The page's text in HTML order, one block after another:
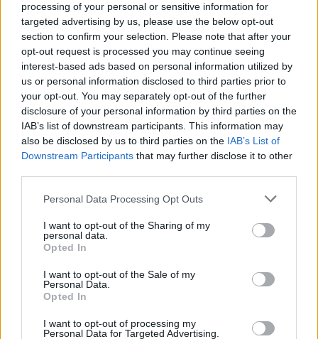
processing of your personal or sensitive information for
targeted advertising by us, please use the below opt-out
section to confirm your selection. Please note that after your
opt-out request is processed you may continue seeing
interest-based ads based on personal information utilized by
us or personal information disclosed to third parties prior to
your opt-out. You may separately opt-out of the further
disclosure of your personal information by third parties on the
IAB’s list of downstream participants. This information may
also be disclosed by us to third parties on the IAB’s List of
Downstream Participants that may further disclose it to other
Please note that this website/app uses one or more Google
not limited to your visit or usage behaviour. You may click to
grant or deny consent to Google and its third-party tags to
use your data for below specified purposes in below Google
consent section.
Personal Data Processing Opt Outs
I want to opt-out of the Sharing of my
personal data.
Opted In
I want to opt-out of the Sale of my
Personal Data.
Opted In
I want to opt-out of processing my
Personal Data for Targeted Advertising.
a szívem” – Itt van Sisi és Hundred
Sins közös dala, az Anya Mondd Meg
srecorder • 2024. július 12.
Közös koncert elé közös dalt írt Sisi és Hundred Sins.